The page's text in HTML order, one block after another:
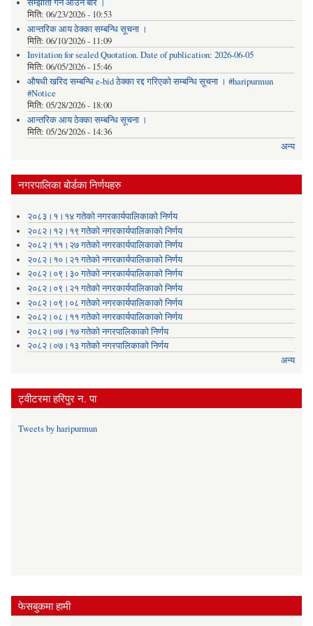
सम्झौता गर्न आउने बारे ।
मिति: 06/23/2026 - 10:53
आन्तरिक आय ठेक्का सम्बन्धि सूचना ।
मिति: 06/10/2026 - 11:09
Invitation for sealed Quotation. Date of publication: 2026-06-05
मिति: 06/05/2026 - 15:46
औषधी खरिद सम्बन्धि e-bid ठेक्का रद्द गरिएको सम्बन्धि सूचना । #haripurmun
#Notice
मिति: 05/28/2026 - 18:00
आन्तरिक आय ठेक्का सम्बन्धि सूचना ।
मिति: 05/26/2026 - 14:36
अन्य
नगरपालिका बोर्डका निर्णयहरु
२०८३।१।१४ गतेको नगरकार्यपालिकाको निर्णय
२०८२।१२।१९ गतेको नगरकार्यपालिकाको निर्णय
२०८२।११।२७ गतेको नगरकार्यपालिकाको निर्णय
२०८२।१०।२१ गतेको नगरकार्यपालिकाको निर्णय
२०८२।०९।३० गतेको नगरकार्यपालिकाको निर्णय
२०८२।०९।२१ गतेको नगरकार्यपालिकाको निर्णय
२०८२।०९।०८ गतेको नगरकार्यपालिकाको निर्णय
२०८२।०८।११ गतेको नगरकार्यपालिकाको निर्णय
२०८२।०७।१७ गतेको नगरपालिकाको निर्णय
२०८२।०७।१३ गतेको नगरपालिकाको निर्णय
अन्य
ट्वीटरमा हरिपुर न. पा
Tweets by haripurmun
फेसबुकमा हामी